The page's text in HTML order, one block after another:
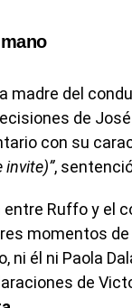
madre del
de
con su
invite)”,
entre Ruffo y el
momentos
ni él ni Paola
de